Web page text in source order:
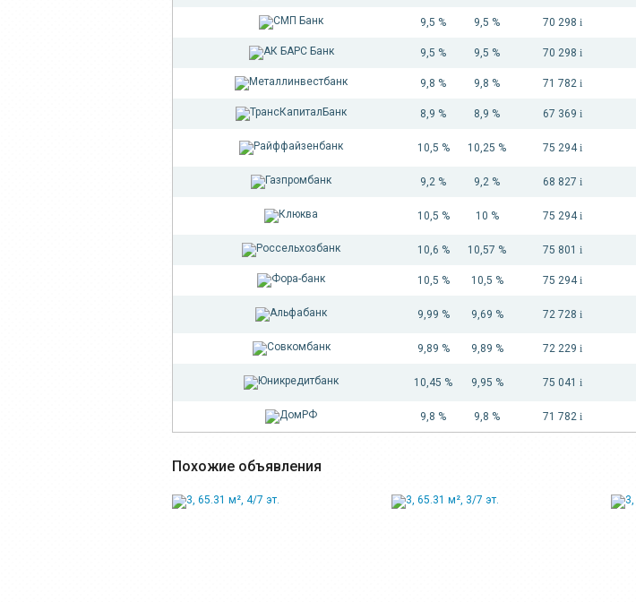
9,5 % 9,5 % 70 298 i
9,5 % 9,5 % 70 298 i
9,8 % 9,8 % 71 782 i
8,9 % 8,9 % 67 369 i
10,5 % 10,25 % 75 294i
9,2 % 9,2 % 68 827 i
10,5 % 10 % 75 294i
10,6 % 10,57 % 75 801 i
10,5 % 10,5 % 75 294i
9,99 % 9,69 % 72 728 i
9,89 % 9,89 % 72 229 i
10,45 % 9,95 % 75 041 i
9,8 % 9,8 % 71 782 i
Похожие объявления